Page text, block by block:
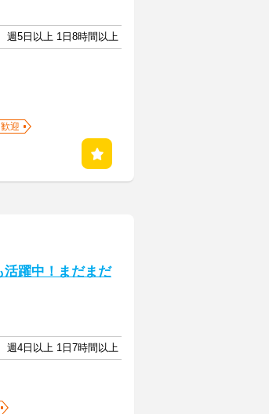
週5日以上 1日8時間以上
迎
活躍中！まだまだ
週4日以上 1日7時間以上